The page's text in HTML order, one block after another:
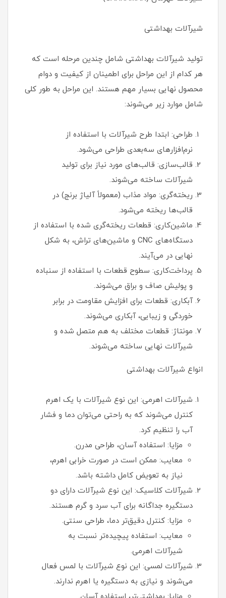
شیرآلات بهداشتی
تولید شیرآلات بهداشتی شامل چندین مرحله است که
هر کدام از این مراحل برای اطمینان از کیفیت و دوام
محصول نهایی بسیار مهم هستند. این مراحل به طور کلی
شامل موارد زیر می‌شوند:
طراحی: ابتدا طرح شیرآلات با استفاده از
نرم‌افزارهای سه‌بعدی طراحی می‌شود.
قالب‌سازی: قالب‌های مورد نیاز برای تولید
شیرآلات ساخته می‌شوند.
ریخته‌گری: مواد مذاب (معمولاً آلیاژ برنج) در
قالب‌ها ریخته می‌شود.
ماشین‌کاری: قطعات ریخته‌گری شده با استفاده از
دستگاه‌های CNC و ماشین‌های تراش، به شکل
نهایی در می‌آیند.
پرداخت‌کاری: سطوح قطعات با استفاده از سنباده
و پولیش صاف و براق می‌شوند.
آبکاری: قطعات برای افزایش مقاومت در برابر
خوردگی و زیبایی، آبکاری می‌شوند.
مونتاژ: قطعات مختلف به هم متصل شده و
شیرآلات نهایی ساخته می‌شوند.
انواع شیرآلات بهداشتی
شیرآلات اهرمی: این نوع شیرآلات با یک اهرم
کنترل می‌شوند که به راحتی می‌توان دما و فشار
آب را تنظیم کرد.
مزایا: استفاده آسان، طراحی مدرن.
معایب: ممکن است در صورت خرابی اهرم،
نیاز به تعویض کامل داشته باشد.
شیرآلات کلاسیک: این نوع شیرآلات دارای دو
دستگیره جداگانه برای آب سرد و گرم هستند.
مزایا: کنترل دقیق‌تر دما، طراحی سنتی.
معایب: استفاده پیچیده‌تر نسبت به
شیرآلات اهرمی.
شیرآلات لمسی: این نوع شیرآلات با لمس فعال
می‌شوند و نیازی به دستگیره یا اهرم ندارند.